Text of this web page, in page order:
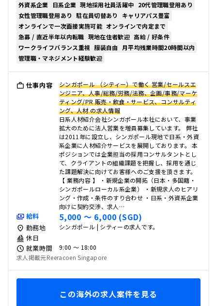
外資系企業
日系企業 現地採用社員活躍中 20代管理職登用あり
女性管理職登用あり
駐在員切替あり
キャリアパス豊富
オンラインで一次面接実施可能 オンラインで内定まで
急募 / 直近半年以内転職 現地在住者歓迎 高給 / 好条件
ワークライフバランス重視 服装自由
月平均残業時間20時間以内
管理職・マネジメント経験歓迎
仕事内容
シンガポール （シティー）で働く 営業/セールスエ
ンジニア、人事/総務/労務/法務、企画/事務/マーケ
ティング/PR 販売・飲食・サービス、コンサルティ
ング、人材 の求人情報
日系人材紹介会社シンガポール本社において、事業
拡大のために法人営業を増員募集しています。 弊社
は2011年に設立し、シンガポール現地で日系・外資
系企業に人材紹介サービスを展開しております。 本
ポジションでは企業担当の採用コンサルタントとし
て、クライアントの組織課題を把握し、採用を通じ
た課題解決に向けてお客様へのご支援を頂きます。
【 業務内容 】 ・新規企業の開拓（日本・多国籍・
シンガポールローカル系企業） ・新規求人のヒアリ
ング・作成・条件のすり合わせ ・日系・外資系企業
向けに契約交渉、求人…
給料 5,000 〜 6,000 (SGD)
勤務地 シンガポール | シティーの求人です。
休日
就業時間
9:00 〜 18:00
求人掲載元Reeracoen Singapore
この海外の求人案件を見る